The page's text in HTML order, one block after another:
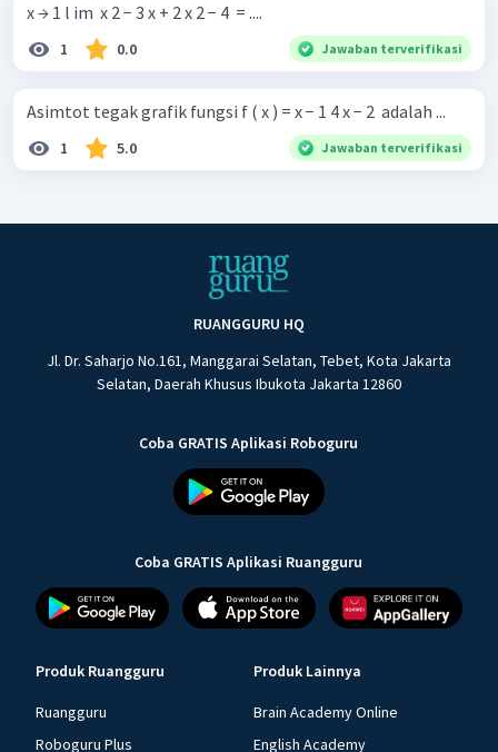
x → 1 l im ​ x 2 − 3 x + 2 x 2 − 4 ​ = ....
1 0.0 Jawaban terverifikasi
Asimtot tegak grafik fungsi f ( x ) = x − 1 4 x − 2 ​ adalah ...
1 5.0 Jawaban terverifikasi
RUANGGURU HQ
Jl. Dr. Saharjo No.161, Manggarai Selatan, Tebet, Kota Jakarta
Selatan, Daerah Khusus Ibukota Jakarta 12860
Coba GRATIS Aplikasi Roboguru
Coba GRATIS Aplikasi Ruangguru
Produk Ruangguru
Ruangguru
Roboguru Plus
Produk Lainnya
Brain Academy Online
English Academy